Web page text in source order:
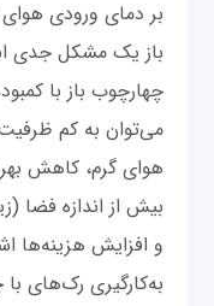
بر دمای ورودی
باز یک مشکل جدی
چهارچوب باز با
می‌توان به کم
هوای گرم، کاهش
بیش از اندازه فضا
و افزایش هزینه‌ها
به‌کارگیری رک‌های